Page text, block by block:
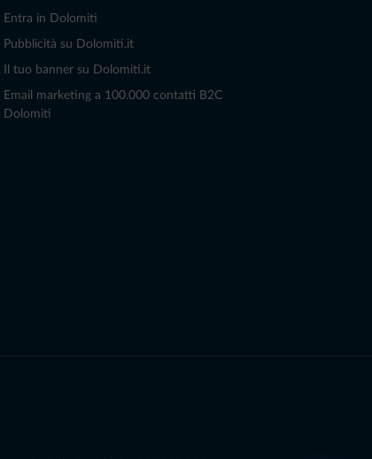
Entra in Dolomiti
Pubblicità su Dolomiti.it
Il tuo banner su Dolomiti.it
Email marketing a 100.000 contatti B2C
Dolomiti